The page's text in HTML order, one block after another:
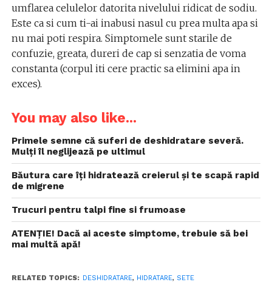
umflarea celulelor datorita nivelului ridicat de sodiu.
Este ca si cum ti-ai inabusi nasul cu prea multa apa si
nu mai poti respira. Simptomele sunt starile de
confuzie, greata, dureri de cap si senzatia de voma
constanta (corpul iti cere practic sa elimini apa in
exces).
You may also like...
Primele semne că suferi de deshidratare severă.
Mulți îl neglijează pe ultimul
Băutura care îți hidratează creierul și te scapă rapid
de migrene
Trucuri pentru talpi fine si frumoase
ATENŢIE! Dacă ai aceste simptome, trebuie să bei
mai multă apă!
RELATED TOPICS: DESHIDRATARE, HIDRATARE, SETE